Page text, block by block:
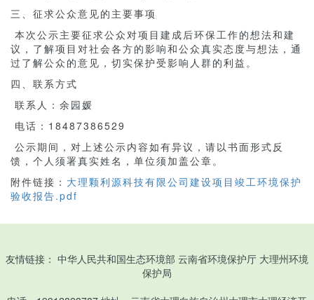
三、征求公众意见的主要事项
本次公示主要征求公众对项目建成后环保工作的想法和建
议，了解项目对社会各方的影响和公众真实态度与想法，通
过了解公众的意见，切实保护受影响人群的利益。
四、联系方式
联系人：余园媛
电话：18487386529
公示期间，对上述公示内容如有异议，请以书面形式反
馈，个人须署真实姓名，单位须加盖公章。
附件链接： 大理颗利源科技有限公司建设项目竣工环境保护
验收报告.pdf
友情链接： 中华人民共和国生态环境部 云南省环境保护厅 大理州环境
保护局